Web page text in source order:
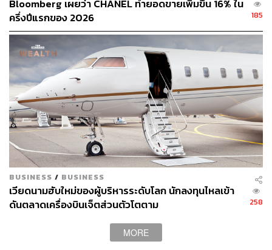
2. กระเป๋า CHANEL Classic Flap Vintage Lambskin
ก่อนปี 2008
Bloomberg เผยว่า CHANEL ทำยอดขายเพิ่มขึ้น 16% ใน
ครึ่งปีแรกของ 2026
185
BUSINESS / BUSINESS
เวียดนามฮับใหม่ของผู้บริหารระดับโลก นักลงทุนไหลเข้า
ดันตลาดเครื่องบินเจ็ตส่วนตัวโตตาม
258
MORE